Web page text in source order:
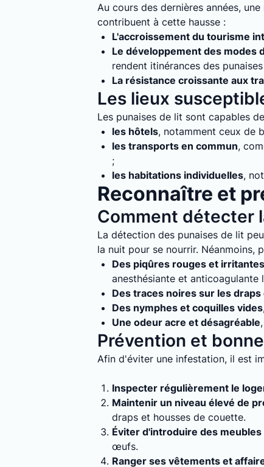
Au cours des dernières années,
contribuent à cette hausse :
L'accroissement du tourisme
Le développement des modes
rendent itinérances des
La résistance croissante aux
Les lieux
Les punaises de lit sont capables
les hôtels, notamment ceux de
les transports en commun,
;
les habitations individuelles,
Reconnaître et
Comment détecter
La détection des punaises de lit
la nuit pour se nourrir. Néanmoins,
Des piqûres rouges et
anesthésiante et anticoagulante
Des traces noires sur les draps
Des nymphes et coquilles vides
Une odeur acre et désagréable
Prévention et
Afin d'éviter une infestation, il est
Inspecter régulièrement le
Maintenir un niveau élevé de
draps et housses de couette.
Éviter d'introduire des
œufs.
Ranger ses vêtements et